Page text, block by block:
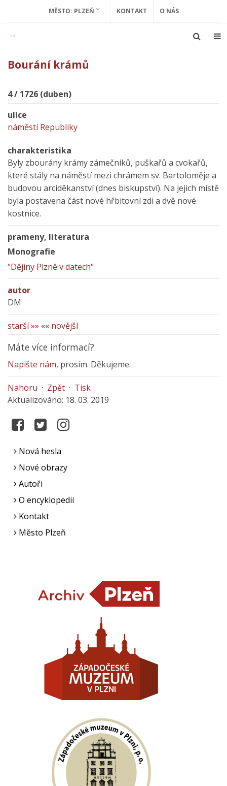
MĚSTO: PLZEŇ KONTAKT O NÁS
Bourání krámů
4 / 1726 (duben)
ulice
náměstí Republiky
charakteristika
Byly zbourány krámy zámečníků, puškařů a cvokařů,
které stály na náměstí mezi chrámem sv. Bartoloměje a
budovou arciděkanství (dnes biskupství). Na jejich místě
byla postavena část nové hřbitovní zdi a dvě nové
kostnice.
prameny, literatura
Monografie
"Dějiny Plzně v datech"
autor
DM
starší »» «« novější
Máte více informací?
Napište nám, prosím. Děkujeme.
Nahoru · Zpět · Tisk
Aktualizováno: 18. 03. 2019
Nová hesla
Nové obrazy
Autoři
O encyklopedii
Kontakt
Město Plzeň